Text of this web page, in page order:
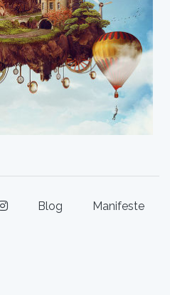
Blog Manifeste